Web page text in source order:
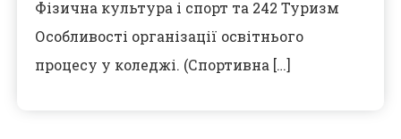
Фізична культура і спорт та 242 Туризм
Особливості організації освітнього
процесу у коледжі. (Спортивна […]